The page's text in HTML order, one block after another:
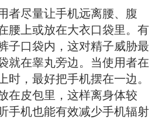
性月经失调。另外
胞代谢，造成体内
。
有屏蔽设备，可减
铅等重金属的屏蔽
了美观，往往会选